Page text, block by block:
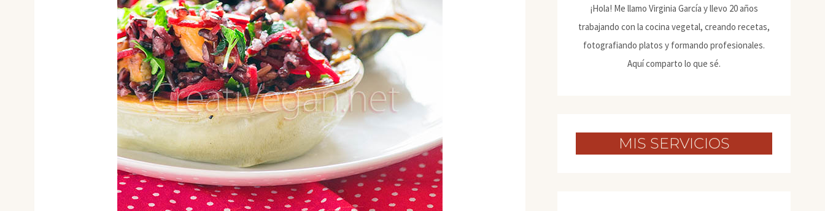
¡Hola! Me llamo Virginia García y llevo 20 años
trabajando con la cocina vegetal, creando recetas,
fotografiando platos y formando profesionales.
Aquí comparto lo que sé.
MIS SERVICIOS